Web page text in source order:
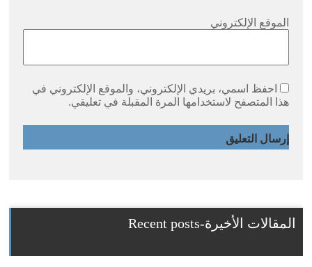
الموقع الإلكتروني
احفظ اسمي، بريدي الإلكتروني، والموقع الإلكتروني في
هذا المتصفح لاستخدامها المرة المقبلة في تعليقي.
المقالات الأخيرة-Recent posts